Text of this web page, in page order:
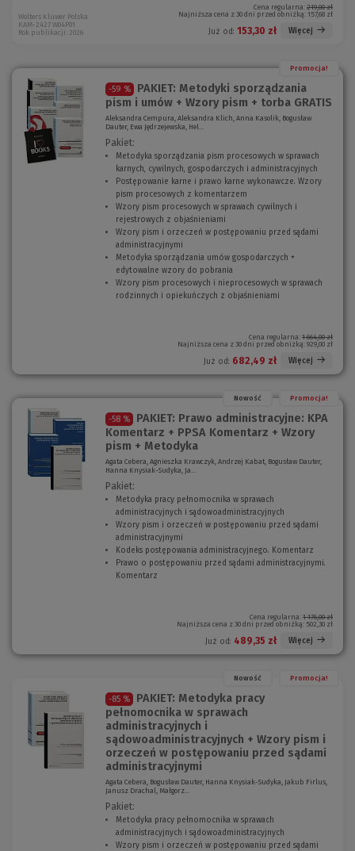
Cena regularna: 219,00 zł
Najniższa cena z 30 dni przed obniżką: 157,68 zł
Już od: 153,30 zł Więcej
Wolters Kluwer Polska
KAM-2427 W04P01
Rok publikacji: 2026
Promocja!
-59 %
PAKIET: Metodyki sporządzania
pism i umów + Wzory pism + torba GRATIS
Aleksandra Cempura, Aleksandra Klich, Anna Kasolik, Bogusław
Dauter, Ewa Jędrzejewska, Hel...
Pakiet:
Metodyka sporządzania pism procesowych w sprawach
karnych, cywilnych, gospodarczych i administracyjnych
N
)
Postępowanie karne i prawo karne wykonawcze. Wzory
pism procesowych z komentarzem
N
w
o
n
o
Wzory pism procesowych w sprawach cywilnych i
rejestrowych z objaśnieniami
N
w
e
o
k
Wzory pism i orzeczeń w postępowaniu przed sądami
administracyjnymi
N
o
w
e
o
Metodyka sporządzania umów gospodarczych +
edytowalne wzory do pobrania
N
o
k
n
Wzory pism procesowych i nieprocesowych w sprawach
rodzinnych i opiekuńczych z objaśnieniami
w
e
Cena regularna: 1 664,00 zł
Najniższa cena z 30 dni przed obniżką: 929,00 zł
Już od: 682,49 zł Więcej
Nowość Promocja!
-58 %
PAKIET: Prawo administracyjne: KPA
Komentarz + PPSA Komentarz + Wzory
pism + Metodyka
Agata Cebera, Agnieszka Krawczyk, Andrzej Kabat, Bogusław Dauter,
Hanna Knysiak-Sudyka, Ja...
Pakiet:
Metodyka pracy pełnomocnika w sprawach
administracyjnych i sądowoadministracyjnych
N
w
e
o
)
Wzory pism i orzeczeń w postępowaniu przed sądami
administracyjnymi
N
o
n
Kodeks postępowania administracyjnego. Komentarz
N
o
k
n
Prawo o postępowaniu przed sądami administracyjnymi.
Komentarz
Cena regularna: 1 176,00 zł
Najniższa cena z 30 dni przed obniżką: 502,30 zł
Już od: 489,35 zł Więcej
Nowość Promocja!
-85 %
PAKIET: Metodyka pracy
pełnomocnika w sprawach
administracyjnych i
sądowoadministracyjnych + Wzory pism i
orzeczeń w postępowaniu przed sądami
administracyjnymi
Agata Cebera, Bogusław Dauter, Hanna Knysiak-Sudyka, Jakub Firlus,
Janusz Drachal, Małgorz...
Pakiet:
Metodyka pracy pełnomocnika w sprawach
administracyjnych i sądowoadministracyjnych
N
Wzory pism i orzeczeń w postępowaniu przed sądami